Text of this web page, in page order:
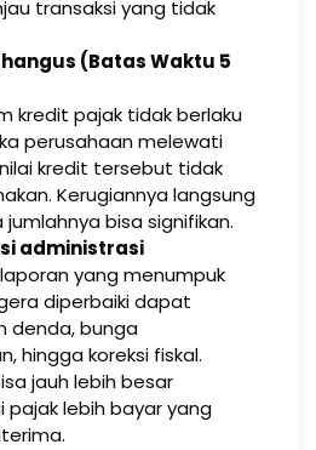
transaksi yang tidak
(Batas Waktu 5
kredit pajak tidak berlaku
perusahaan melewati
kredit tersebut tidak
Kerugiannya langsung
bisa signifikan.
administrasi
yang menumpuk
diperbaiki dapat
denda, bunga
hingga koreksi fiskal.
jauh lebih besar
pajak lebih bayar yang